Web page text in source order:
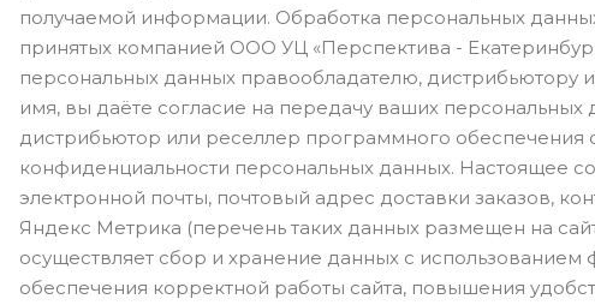
получаемой информации. Обработка персональных
принятых компанией ООО УЦ «Перспектива -
персональных данных правообладателю,
имя, вы даёте согласие на передачу ваших
дистрибьютор или реселлер программного обеспечения
конфиденциальности персональных данных. Настоящее
электронной почты, почтовый адрес доставки заказов,
Яндекс Метрика (перечень таких данных размещен на
осуществляет сбор и хранение данных с
обеспечения корректной работы сайта, повышения